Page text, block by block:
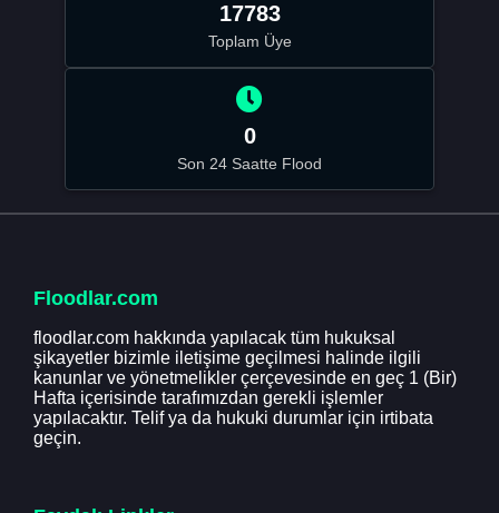
17783
Toplam Üye
0
Son 24 Saatte Flood
Floodlar.com
floodlar.com hakkında yapılacak tüm hukuksal
şikayetler bizimle iletişime geçilmesi halinde ilgili
kanunlar ve yönetmelikler çerçevesinde en geç 1 (Bir)
Hafta içerisinde tarafımızdan gerekli işlemler
yapılacaktır. Telif ya da hukuki durumlar için irtibata
geçin.